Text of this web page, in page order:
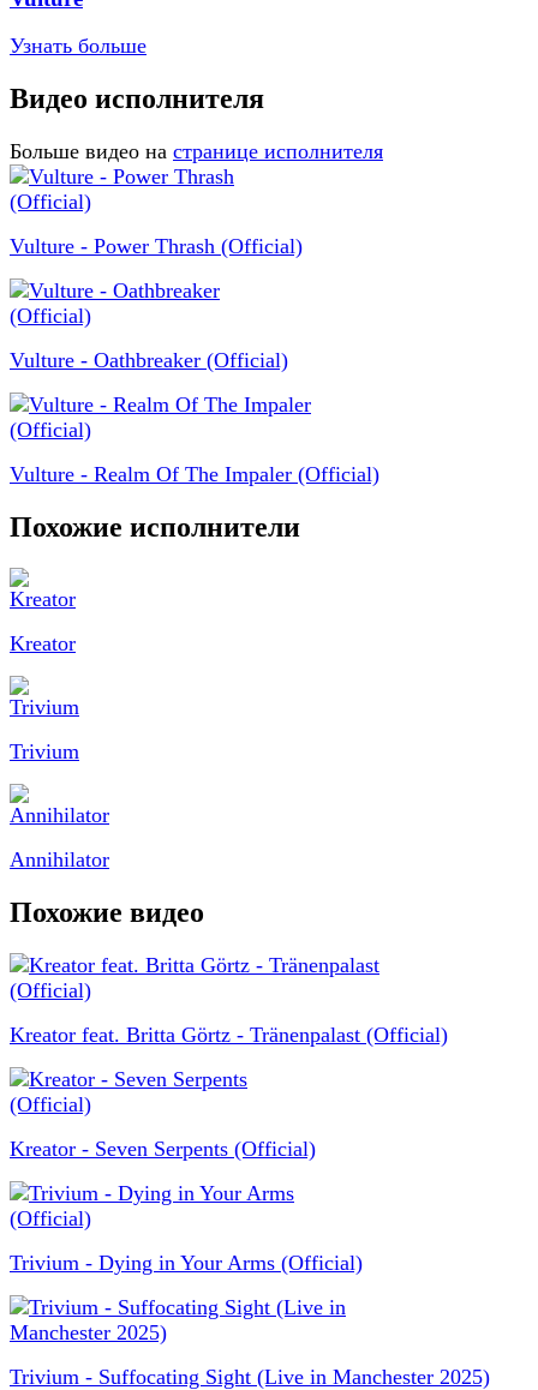
Узнать больше
Видео исполнителя
Больше видео на странице исполнителя
Vulture - Power Thrash (Official)
Vulture - Oathbreaker (Official)
Vulture - Realm Of The Impaler (Official)
Похожие исполнители
Kreator
Trivium
Annihilator
Похожие видео
Kreator feat. Britta Görtz - Tränenpalast (Official)
Kreator - Seven Serpents (Official)
Trivium - Dying in Your Arms (Official)
Trivium - Suffocating Sight (Live in Manchester 2025)